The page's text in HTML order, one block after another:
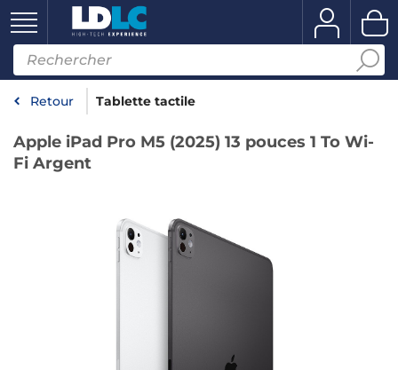
Retour Tablette tactile
Apple iPad Pro M5 (2025) 13 pouces 1 To Wi-
Fi Argent